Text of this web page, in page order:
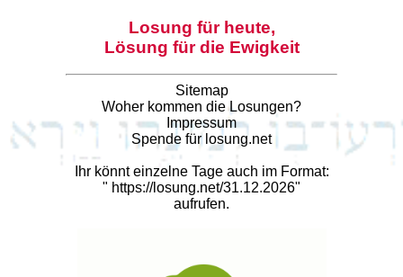
Losung für heute,
Lösung für die Ewigkeit
Sitemap
Woher kommen die Losungen?
Impressum
Spende für losung.net
Ihr könnt einzelne Tage auch im Format:
" https://losung.net/31.12.2026"
aufrufen.